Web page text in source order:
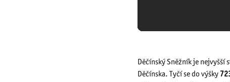
Děčínský Sněžník je nejvyšší
Děčínska. Tyčí se do výšky